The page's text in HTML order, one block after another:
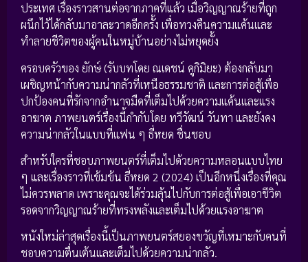
ประเทศ เรื่องราวสานต่อจากภาคที่แล้ว เมื่อวิญญาณร้ายที่ถูก
ผนึกไว้ได้กลับมาอาละวาดอีกครั้ง เพื่อทวงคืนความแค้นและ
ทำลายชีวิตของผู้คนในหมู่บ้านอย่างไม่หยุดยั้ง
ครอบครัวของ ยักษ์ (รับบทโดย ณเดชน์ คูกิมิยะ) ต้องกลับมา
เผชิญหน้ากับความน่ากลัวที่เหนือธรรมชาติ และการต่อสู้เพื่อ
ปกป้องคนที่รักจากอำนาจมืดที่เต็มไปด้วยความแค้นและแรง
อาฆาต ภาพยนตร์เรื่องนี้กำกับโดย ทวีวัฒน์ วันทา และยังคง
ความน่ากลัวในแบบที่แฟน ๆ ธี่หยด ชื่นชอบ
สำหรับใครที่ชอบภาพยนตร์ที่เต็มไปด้วยความหลอนแบบไทย
ๆ และเรื่องราวที่เข้มข้น ธี่หยด 2 (2024) เป็นอีกหนึ่งเรื่องที่คุณ
ไม่ควรพลาด เพราะคุณจะได้ร่วมลุ้นไปกับการต่อสู้เพื่อเอาชีวิต
รอดจากวิญญาณร้ายที่ทรงพลังและเต็มไปด้วยแรงอาฆาต
หนังใหม่ล่าสุดเรื่องนี้เป็นภาพยนตร์สยองขวัญที่เหมาะกับคนที่
ชอบความตื่นเต้นและเต็มไปด้วยความน่ากลัว.